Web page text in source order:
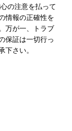
の注意を払って
情報の正確性を
万が一、トラブ
保証は一切行っ
下さい。